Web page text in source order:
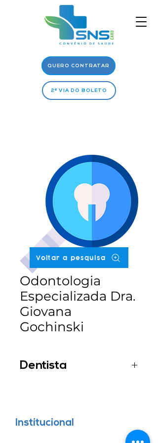
QUERO CONTRATAR
2ª VIA DO BOLETO
Odontologia
Especializada Dra.
Giovana
Gochinski
Dentista
Voltar a pesquisa
Institucional